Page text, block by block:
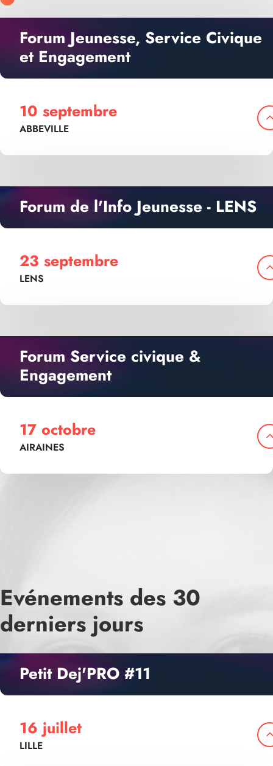
Forum Jeunesse, Service Civique
et Engagement
10 septembre
ABBEVILLE
Forum de l'Info Jeunesse - LENS
23 septembre
LENS
Forum Service civique &
Engagement
17 octobre
AIRAINES
Evénements des 30
derniers jours
Petit Dej'PRO #11
16 juillet
LILLE